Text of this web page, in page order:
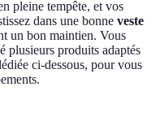
pleine tempête, et vos
dans une bonne veste
un bon maintien. Vous
plusieurs produits adaptés
ci-dessous, pour vous